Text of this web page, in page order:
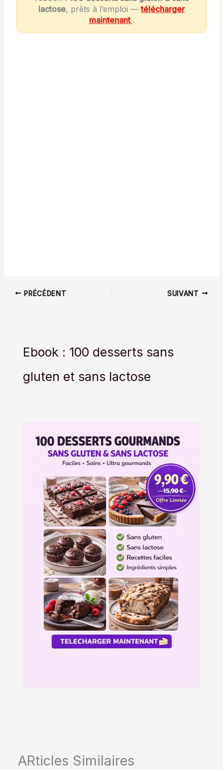
lactose, prêts à l’emploi —télécharger
maintenant .
PRÉCÉDENT SUIVANT
Ebook : 100 desserts sans
gluten et sans lactose
ARticles Similaires